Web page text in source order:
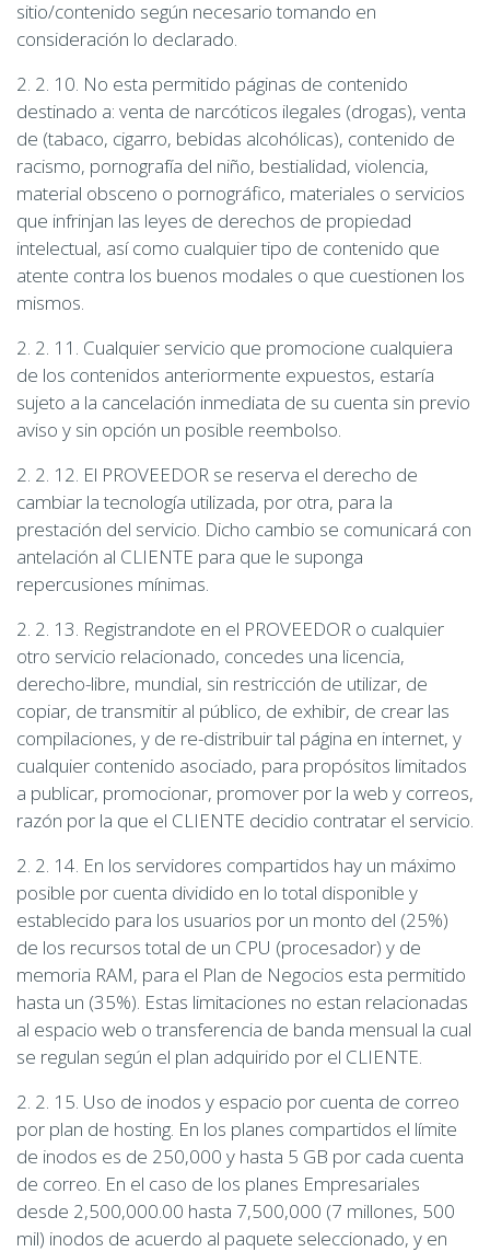
sitio/contenido según necesario tomando en
consideración lo declarado.
2. 2. 10. No esta permitido páginas de contenido
destinado a: venta de narcóticos ilegales (drogas), venta
de (tabaco, cigarro, bebidas alcohólicas), contenido de
racismo, pornografía del niño, bestialidad, violencia,
material obsceno o pornográfico, materiales o servicios
que infrinjan las leyes de derechos de propiedad
intelectual, así como cualquier tipo de contenido que
atente contra los buenos modales o que cuestionen los
mismos.
2. 2. 11. Cualquier servicio que promocione cualquiera
de los contenidos anteriormente expuestos, estaría
sujeto a la cancelación inmediata de su cuenta sin previo
aviso y sin opción un posible reembolso.
2. 2. 12. El PROVEEDOR se reserva el derecho de
cambiar la tecnología utilizada, por otra, para la
prestación del servicio. Dicho cambio se comunicará con
antelación al CLIENTE para que le suponga
repercusiones mínimas.
2. 2. 13. Registrandote en el PROVEEDOR o cualquier
otro servicio relacionado, concedes una licencia,
derecho-libre, mundial, sin restricción de utilizar, de
copiar, de transmitir al público, de exhibir, de crear las
compilaciones, y de re-distribuir tal página en internet, y
cualquier contenido asociado, para propósitos limitados
a publicar, promocionar, promover por la web y correos,
razón por la que el CLIENTE decidio contratar el servicio.
2. 2. 14. En los servidores compartidos hay un máximo
posible por cuenta dividido en lo total disponible y
establecido para los usuarios por un monto del (25%)
de los recursos total de un CPU (procesador) y de
memoria RAM, para el Plan de Negocios esta permitido
hasta un (35%). Estas limitaciones no estan relacionadas
al espacio web o transferencia de banda mensual la cual
se regulan según el plan adquirido por el CLIENTE.
2. 2. 15. Uso de inodos y espacio por cuenta de correo
por plan de hosting. En los planes compartidos el límite
de inodos es de 250,000 y hasta 5 GB por cada cuenta
de correo. En el caso de los planes Empresariales
desde 2,500,000.00 hasta 7,500,000 (7 millones, 500
mil) inodos de acuerdo al paquete seleccionado, y en